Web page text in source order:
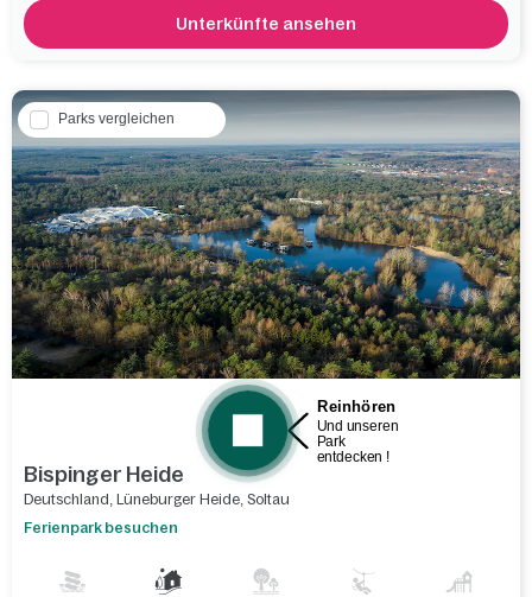
Unterkünfte ansehen
Parks vergleichen
Bispinger Heide
Deutschland Lüneburger Heide Soltau
Ferienpark besuchen